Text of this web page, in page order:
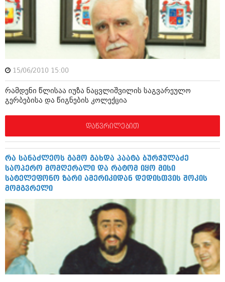
აპრილი 2012 (294)
მარტი 2012 (259)
თებერვალი 2012 (376)
იანვარი 2012 (322)
ნოემბერი 2011 (471)
ოქტომბერი 2011 (754)
სექტემბერი 2011 (407)
ივლისი 2011 (400)
ივნისი 2011 (438)
მარტი 2011 (654)
იანვარი 2011 (647)
(157)
დეკემბერი 2010 (881)
ნოემბერი 2010 (422)
ოქტომბერი 2010 (341)
სექტემბერი 2010 (449)
აგვისტო 2010 (461)
ივლისი 2010 (556)
ივნისი 2010 (685)
მაისი 2010 (232)
აპრილი 2010 (229)
მარტი 2010 (454)
თებერვალი 2010 (421)
15/06/2010 15:00
რამდენი წლისაა იუზა ნაცვლიშვილის საგვარეულო
გერბებისა და წიგნების კოლექცია
დაწვრილებით
რა სანაძლეოს გამო გახდა პაატა ბურჭულაძე
საოპერო მომღერალი და რატომ იყო მისი
სატელეფონო ზარი ამერიკიდან დედისთვის შოკის
მომგვრელი